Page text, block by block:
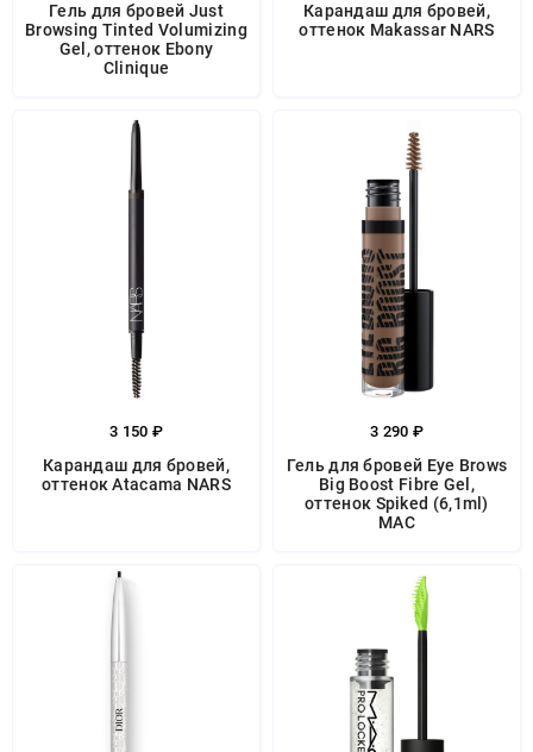
Гель для бровей Just
Browsing Tinted Volumizing
Gel, оттенок Ebony
Clinique
Карандаш для бровей,
оттенок Makassar NARS
3 150 ₽
Карандаш для бровей,
оттенок Atacama NARS
3 290 ₽
Гель для бровей Eye Brows
Big Boost Fibre Gel,
оттенок Spiked (6,1ml)
MAC